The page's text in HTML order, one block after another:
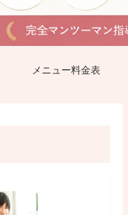
メニュー料金表